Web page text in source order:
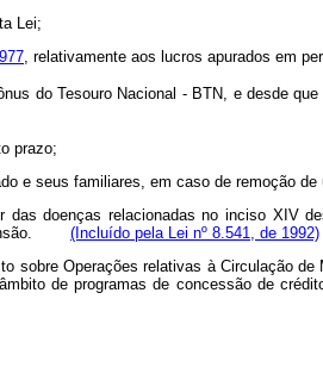
Lei;
, relativamente aos lucros apurados em
do Tesouro Nacional - BTN, e desde
prazo;
e seus familiares, em caso de remoção
doenças relacionadas no inciso XIV
(Incluído pela Lei nº 8.541, de 1992)
Operações relativas à Circulação
de programas de concessão de